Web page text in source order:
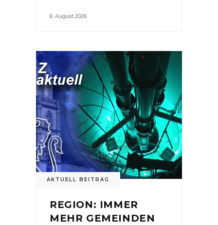
6. August 2026
AKTUELL BEITRAG
REGION: IMMER
MEHR GEMEINDEN